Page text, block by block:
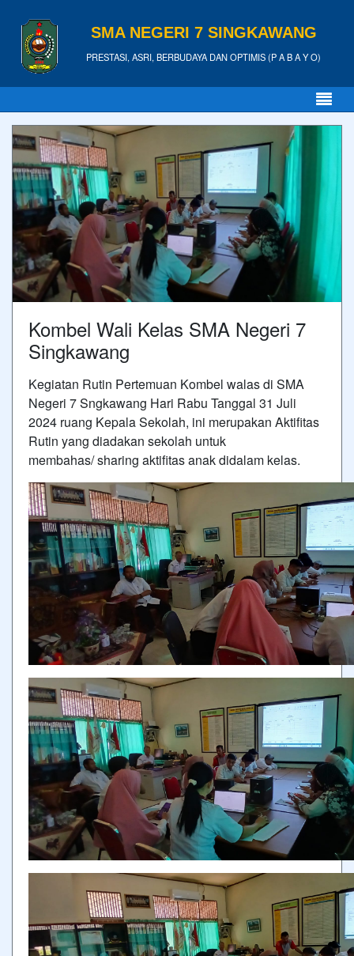
SMA NEGERI 7 SINGKAWANG
PRESTASI, ASRI, BERBUDAYA DAN OPTIMIS (P A B A Y O)
Kombel Wali Kelas SMA Negeri 7
Singkawang
Kegiatan Rutin Pertemuan Kombel walas di SMA
Negeri 7 Sngkawang Hari Rabu Tanggal 31 Juli
2024 ruang Kepala Sekolah, ini merupakan Aktifitas
Rutin yang diadakan sekolah untuk
membahas/ sharing aktifitas anak didalam kelas.